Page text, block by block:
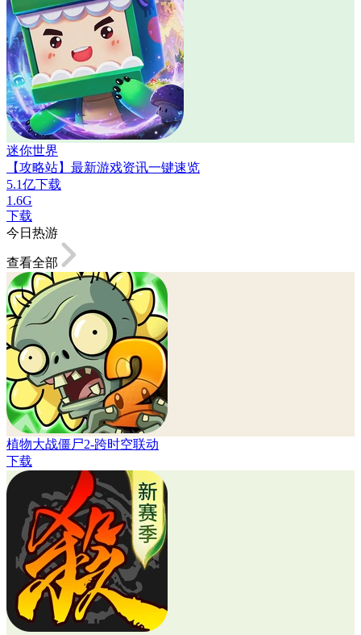
迷你世界
【攻略站】最新游戏资讯一键速览
5.1亿下载
1.6G
下载
今日热游
查看全部
植物大战僵尸2-跨时空联动
下载